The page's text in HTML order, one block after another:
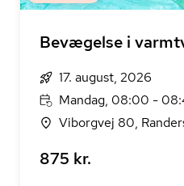
Bevægelse i
17. august, 2026
Mandag, 08:00 -
Viborgvej 80,
875 kr.